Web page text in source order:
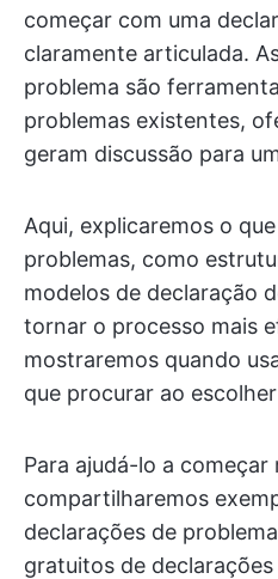
começar com uma
claramente articulada.
problema são
problemas existentes,
geram discussão para
Aqui, explicaremos o
problemas, como
modelos de declaração
tornar o processo mais
mostraremos quando
que procurar ao
Para ajudá-lo a
compartilharemos
declarações de
gratuitos de